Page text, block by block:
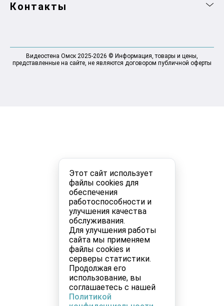
Этот сайт использует
файлы cookies для
обеспечения
работоспособности и
улучшения качества
обслуживания.
Для улучшения работы
сайта мы применяем
файлы cookies и
серверы статистики.
Продолжая его
использование, вы
соглашаетесь с нашей
Политикой
Контакты
Видеостена Омск 2025-2026 © Информация, товары и цены,
представленные на сайте, не являются договором публичной оферты